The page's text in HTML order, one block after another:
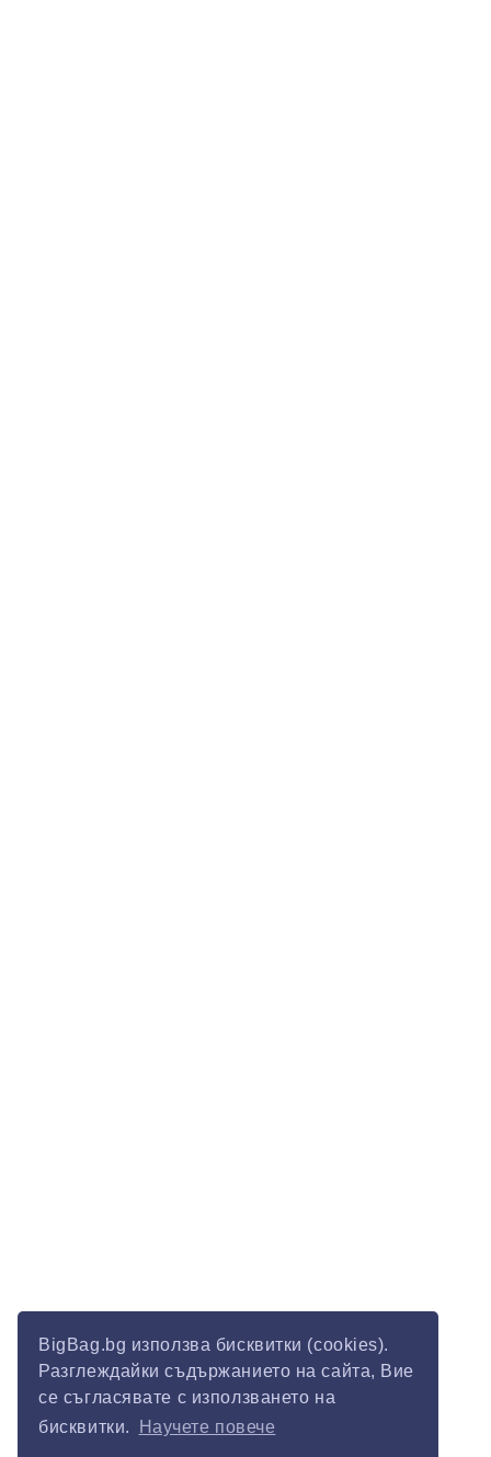
BigBag.bg използва бисквитки (cookies).
Разглеждайки съдържанието на сайта, Вие
се съгласявате с използването на
бисквитки.
Научете повече